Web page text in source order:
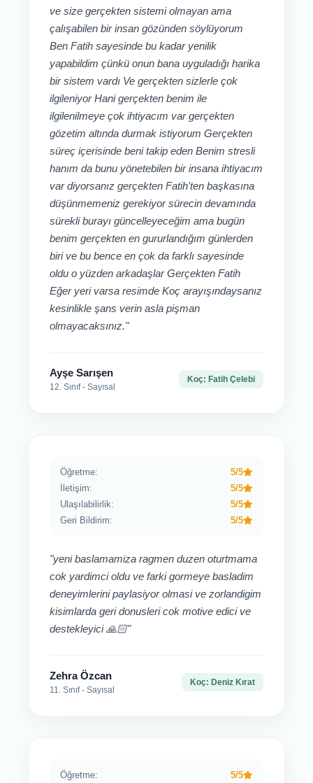
ve size gerçekten sistemi olmayan ama
çalışabilen bir insan gözünden söylüyorum
Ben Fatih sayesinde bu kadar yenilik
yapabildim çünkü onun bana uyguladığı harika
bir sistem vardı Ve gerçekten sizlerle çok
ilgileniyor Hani gerçekten benim ile
ilgilenilmeye çok ihtiyacım var gerçekten
gözetim altında durmak istiyorum Gerçekten
süreç içerisinde beni takip eden Benim stresli
hanım da bunu yönetebilen bir insana ihtiyacım
var diyorsanız gerçekten Fatih'ten başkasına
düşünmemeniz gerekiyor sürecin devamında
sürekli burayı güncelleyeceğim ama bugün
benim gerçekten en gururlandığım günlerden
biri ve bu bence en çok da farklı sayesinde
oldu o yüzden arkadaşlar Gerçekten Fatih
Eğer yeri varsa resimde Koç arayışındaysanız
kesinlikle şans verin asla pişman
olmayacaksınız."
Ayşe Sarışen
12. Sınıf - Sayısal
Koç: Fatih Çelebi
Öğretme:
5/5
İletişim:
5/5
Ulaşılabilirlik:
5/5
Geri Bildirim:
5/5
"yeni baslamamiza ragmen duzen oturtmama
cok yardimci oldu ve farki gormeye basladim
deneyimlerini paylasiyor olmasi ve zorlandigim
kisimlarda geri donusleri cok motive edici ve
destekleyici 🙏🏻"
Zehra Özcan
11. Sınıf - Sayısal
Koç: Deniz Kırat
Öğretme:
5/5